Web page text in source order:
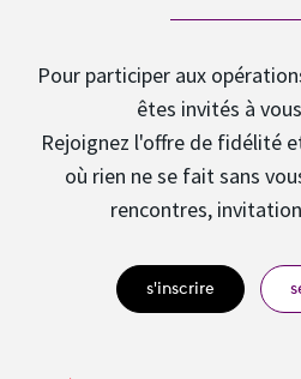
Pour participer aux
êtes invités à
Rejoignez l'offre de fidélité
où rien ne se fait sans
rencontres,
s'inscrire